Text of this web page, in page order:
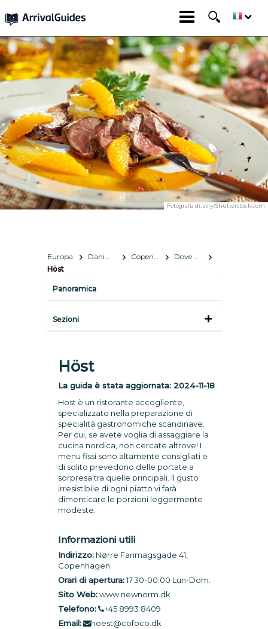
Fotografia di:svry/Shutterstock.com
Europa Danimarca Copenhagen
Dove mangiare
Höst
Panoramica
Sezioni
Höst
La guida è stata aggiornata: 2024-11-18
Höst è un ristorante accogliente,
specializzato nella preparazione di
specialità gastronomiche scandinave.
Per cui, se avete voglia di assaggiare la
cucina nordica, non cercate altrove! I
menu fissi sono altamente consigliati e
di solito prevedono delle portate a
sorpresa tra quelle principali. Il gusto
irresistibile di ogni piatto vi farà
dimenticare le porzioni leggermente
modeste.
Informazioni utili
Indirizzo:Nørre Farimagsgade 41,
Copenhagen
Orari di apertura:17.30-00.00 Lun-Dom.
Sito Web: www.newnorm.dk
Telefono:
+45 8993 8409
Email:
hoest@cofoco.dk